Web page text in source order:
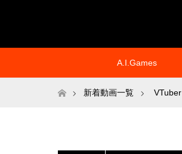
A.I.Games
ホーム新着動画一覧 VTuber